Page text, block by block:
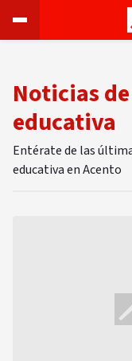
Noticias
educativa
Entérate de las
educativa en Acento